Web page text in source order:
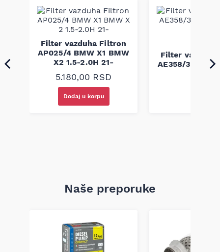
Pritisak otvaranja prelivnog ventila: 2,5 bar
Oblik: kružno ravni
Namena: Agro / građevina
Težina: 1,53 kg
Ovaj filter obezbeđuje pouzdanu filtraciju ulja, konzistentan
protok i zaštitu motora prema fabričkim zahtevima.
Proizveden je prema visokim nemačkim standardima
kvaliteta i odgovara zahtevima modernih poljoprivrednih i
industrijskih agregata.
Napomena: kompatibilnost obavezno proverite po broju šasije
vozila ili oznaci sa starog filtera koji je bio na vozilu.
Filter vazduha Filtron
AP025/4 BMW X1 BMW
X2 1.5-2.0H 21-
5.180,00 RSD
Dodaj u korpu
Filter
AE358/3 KIA
Naše preporuke